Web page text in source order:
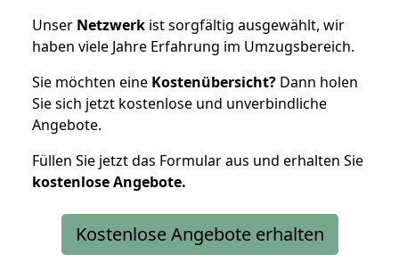
Unser Netzwerk ist sorgfältig ausgewählt, wir
haben viele Jahre Erfahrung im Umzugsbereich.
Sie möchten eine Kostenübersicht? Dann holen
Sie sich jetzt kostenlose und unverbindliche
Angebote.
Füllen Sie jetzt das Formular aus und erhalten Sie
kostenloseAngebote.
Kostenlose Angebote erhalten